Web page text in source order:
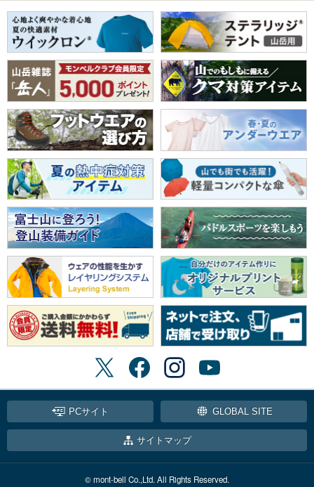
PCサイト GLOBAL SITE
サイトマップ
© mont-bell Co.,Ltd. All Rights Reserved.